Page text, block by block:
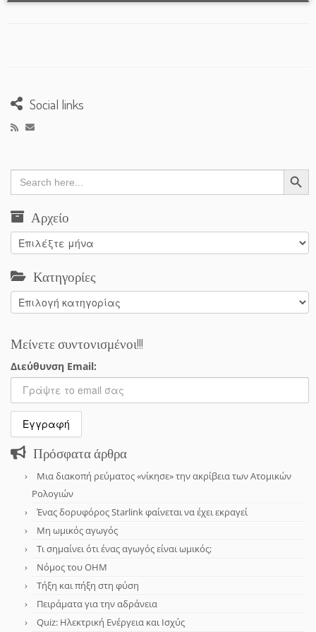
Social links
Search
for:
Search Button
Αρχείο
Αρχείο
Κατηγορίες
Κατηγορίες
Μείνετε συντονισμένοι!!!
Διεύθυνση Email:
Πρόσφατα άρθρα
Μια διακοπή ρεύματος «νίκησε» την ακρίβεια των Ατομικών
Ρολογιών
Ένας δορυφόρος Starlink φαίνεται να έχει εκραγεί
Μη ωμικός αγωγός
Τι σημαίνει ότι ένας αγωγός είναι ωμικός;
Νόμος του OHM
Τήξη και πήξη στη φύση
Πειράματα για την αδράνεια
Quiz: Ηλεκτρική Ενέργεια και Ισχύς